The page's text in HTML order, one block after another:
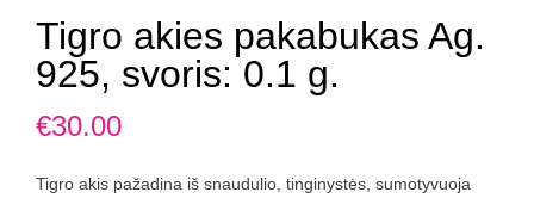
Tigro akies pakabukas Ag.
925, svoris: 0.1 g.
€30.00
Tigro akis pažadina iš snaudulio, tinginystės, sumotyvuoja